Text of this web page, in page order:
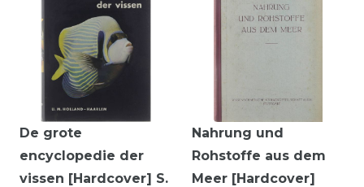
De grote
encyclopedie der
vissen [Hardcover] S.
Nahrung und
Rohstoffe aus dem
Meer [Hardcover]